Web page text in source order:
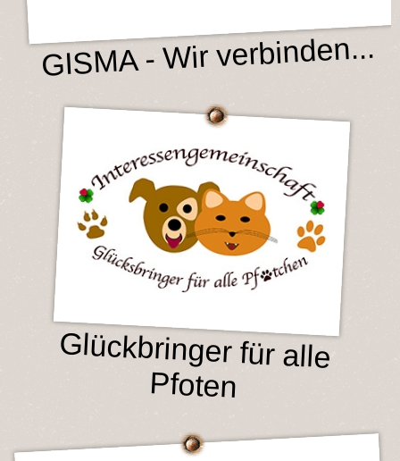
GISMA - Wir verbinden...
Glückbringer für alle
Pfoten